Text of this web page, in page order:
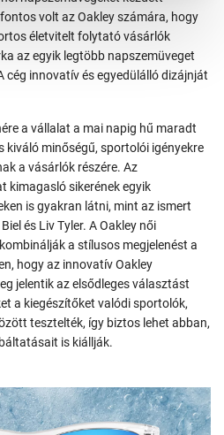
volt az Oakley számára, hogy
életvitelt folytató vásárlók
az egyik legtöbb napszemüveget
cég innovatív és egyedülálló dizájnját
a vállalat a mai napig hű maradt
kiváló minőségű, sportolói igényekre
a vásárlók részére. Az
kimagasló sikerének egyik
is gyakran látni, mint az ismert
és Liv Tyler. A Oakley női
a stílusos megjelenést a
hogy az innovatív Oakley
jelentik az elsődleges választást
a kiegészítőket valódi sportolók,
tesztelték, így biztos lehet abban,
is kiállják.